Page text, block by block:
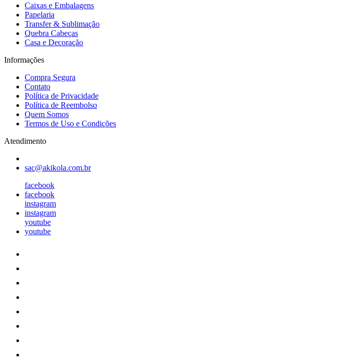
Caixas e Embalagens
Papelaria
Transfer & Sublimação
Quebra Cabeças
Casa e Decoração
Informações
Compra Segura
Contato
Política de Privacidade
Política de Reembolso
Quem Somos
Termos de Uso e Condições
Atendimento
sac@akikola.com.br
facebook
facebook
instagram
instagram
youtube
youtube